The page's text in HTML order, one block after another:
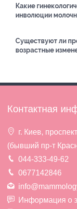
Какие
инволюции
Существуют ли
возрастные
Контактная
г. Киев,
(бывший пр-т
044-333-49-62
0677142846
Информация о